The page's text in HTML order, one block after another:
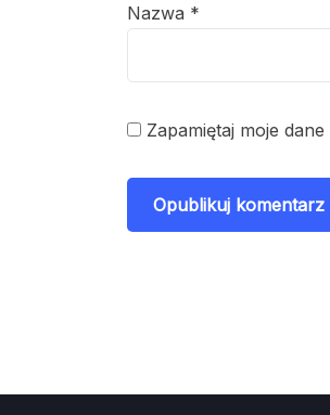
Nazwa *
Zapamiętaj moje